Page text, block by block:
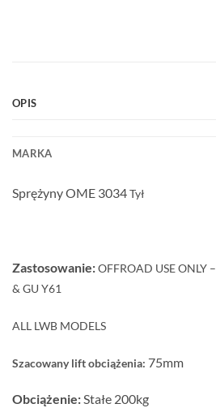
OPIS
MARKA
Sprężyny OME 3034Tył
Zastosowanie:OFFROAD USE ONLY –
& GU Y61
ALL LWB MODELS
Szacowany lift obciążenia: 75mm
Obciążenie:Stałe 200kg